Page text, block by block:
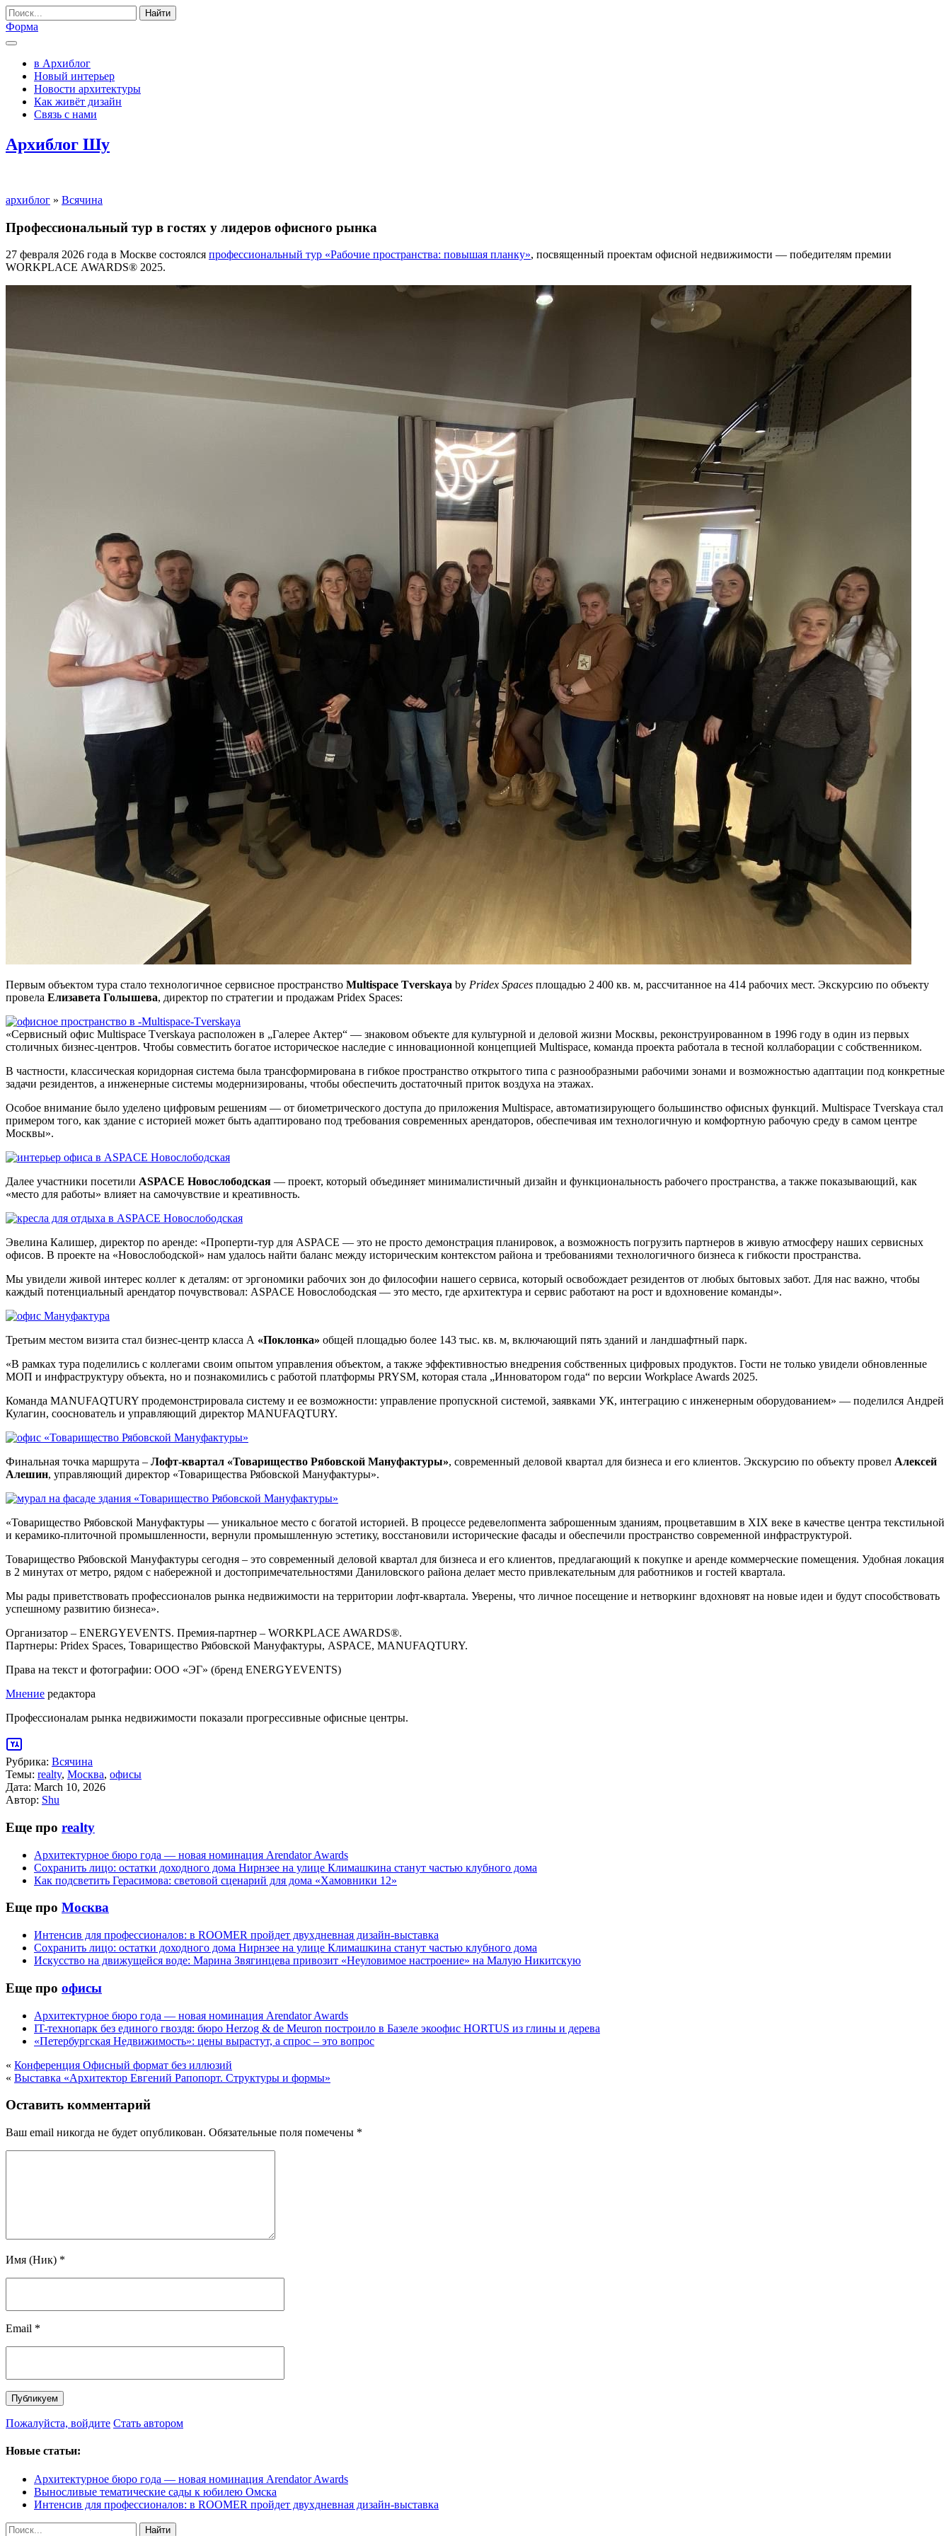
Найти
Форма
в Архиблог
Новый интерьер
Новости архитектуры
Как живёт дизайн
Связь с нами
Архиблог Шу
архиблог » Всячина
Профессиональный тур в гостях у лидеров офисного рынка
27 февраля 2026 года в Москве состоялся профессиональный тур «Рабочие пространства: повышая планку», посвященный проектам офисной недвижимости — победителям премии
WORKPLACE AWARDS® 2025.
Первым объектом тура стало технологичное сервисное пространство Multispace Tverskaya by Pridex Spaces площадью 2 400 кв. м, рассчитанное на 414 рабочих мест. Экскурсию по объекту
провела Елизавета Голышева, директор по стратегии и продажам Pridex Spaces:
«Сервисный офис Multispace Tverskaya расположен в „Галерее Актер“ — знаковом объекте для культурной и деловой жизни Москвы, реконструированном в 1996 году в один из первых
столичных бизнес-центров. Чтобы совместить богатое историческое наследие с инновационной концепцией Multispace, команда проекта работала в тесной коллаборации с собственником.
В частности, классическая коридорная система была трансформирована в гибкое пространство открытого типа с разнообразными рабочими зонами и возможностью адаптации под конкретные
задачи резидентов, а инженерные системы модернизированы, чтобы обеспечить достаточный приток воздуха на этажах.
Особое внимание было уделено цифровым решениям — от биометрического доступа до приложения Multispace, автоматизирующего большинство офисных функций. Multispace Tverskaya стал
примером того, как здание с историей может быть адаптировано под требования современных арендаторов, обеспечивая им технологичную и комфортную рабочую среду в самом центре
Москвы».
Далее участники посетили ASPACE Новослободская — проект, который объединяет минималистичный дизайн и функциональность рабочего пространства, а также показывающий, как
«место для работы» влияет на самочувствие и креативность.
Эвелина Калишер, директор по аренде: «Проперти-тур для ASPACE — это не просто демонстрация планировок, а возможность погрузить партнеров в живую атмосферу наших сервисных
офисов. В проекте на «Новослободской» нам удалось найти баланс между историческим контекстом района и требованиями технологичного бизнеса к гибкости пространства.
Мы увидели живой интерес коллег к деталям: от эргономики рабочих зон до философии нашего сервиса, который освобождает резидентов от любых бытовых забот. Для нас важно, чтобы
каждый потенциальный арендатор почувствовал: ASPACE Новослободская — это место, где архитектура и сервис работают на рост и вдохновение команды».
Третьим местом визита стал бизнес-центр класса А «Поклонка» общей площадью более 143 тыс. кв. м, включающий пять зданий и ландшафтный парк.
«В рамках тура поделились с коллегами своим опытом управления объектом, а также эффективностью внедрения собственных цифровых продуктов. Гости не только увидели обновленные
МОП и инфраструктуру объекта, но и познакомились с работой платформы PRYSM, которая стала „Инноватором года“ по версии Workplace Awards 2025.
Команда MANUFAQTURY продемонстрировала систему и ее возможности: управление пропускной системой, заявками УК, интеграцию с инженерным оборудованием» — поделился Андрей
Кулагин, сооснователь и управляющий директор MANUFAQTURY.
Финальная точка маршрута – Лофт-квартал «Товарищество Рябовской Мануфактуры», современный деловой квартал для бизнеса и его клиентов. Экскурсию по объекту провел Алексей
Алешин, управляющий директор «Товарищества Рябовской Мануфактуры».
«Товарищество Рябовской Мануфактуры — уникальное место с богатой историей. В процессе редевелопмента заброшенным зданиям, процветавшим в XIX веке в качестве центра текстильной
и керамико-плиточной промышленности, вернули промышленную эстетику, восстановили исторические фасады и обеспечили пространство современной инфраструктурой.
Товарищество Рябовской Мануфактуры сегодня – это современный деловой квартал для бизнеса и его клиентов, предлагающий к покупке и аренде коммерческие помещения. Удобная локация
в 2 минутах от метро, рядом с набережной и достопримечательностями Даниловского района делает место привлекательным для работников и гостей квартала.
Мы рады приветствовать профессионалов рынка недвижимости на территории лофт-квартала. Уверены, что личное посещение и нетворкинг вдохновят на новые идеи и будут способствовать
успешному развитию бизнеса».
Организатор – ENERGYEVENTS. Премия-партнер – WORKPLACE AWARDS®.
Партнеры: Pridex Spaces, Товарищество Рябовской Мануфактуры, ASPACE, MANUFAQTURY.
Права на текст и фотографии: ООО «ЭГ» (бренд ENERGYEVENTS)
Мнение редактора
Профессионалам рынка недвижимости показали прогрессивные офисные центры.
Рубрика: Всячина
Темы: realty, Москва, офисы
Дата: March 10, 2026
Автор: Shu
Еще про realty
Архитектурное бюро года — новая номинация Arendator Awards
Сохранить лицо: остатки доходного дома Нирнзее на улице Климашкина станут частью клубного дома
Как подсветить Герасимова: световой сценарий для дома «Хамовники 12»
Еще про Москва
Интенсив для профессионалов: в ROOMER пройдет двухдневная дизайн-выставка
Сохранить лицо: остатки доходного дома Нирнзее на улице Климашкина станут частью клубного дома
Искусство на движущейся воде: Марина Звягинцева привозит «Неуловимое настроение» на Малую Никитскую
Еще про офисы
Архитектурное бюро года — новая номинация Arendator Awards
IT-технопарк без единого гвоздя: бюро Herzog & de Meuron построило в Базеле экоофис HORTUS из глины и дерева
«Петербургская Недвижимость»: цены вырастут, а спрос – это вопрос
« Конференция Офисный формат без иллюзий
« Выставка «Архитектор Евгений Рапопорт. Структуры и формы»
Оставить комментарий
Ваш email никогда не будет опубликован. Обязательные поля помечены *
Имя (Ник) *
Email *
Пожалуйста, войдите Стать автором
Новые статьи:
Архитектурное бюро года — новая номинация Arendator Awards
Выносливые тематические сады к юбилею Омска
Интенсив для профессионалов: в ROOMER пройдет двухдневная дизайн-выставка
Найти